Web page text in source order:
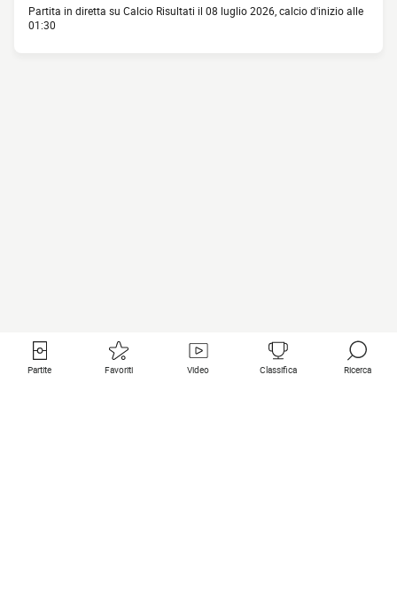
Partita in diretta su Calcio Risultati il 08 luglio 2026, calcio d'inizio alle
01:30
Partite Favoriti Video Classifica Ricerca